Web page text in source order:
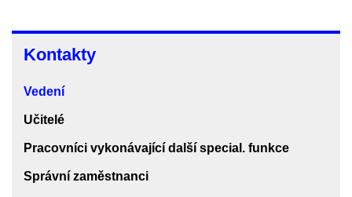
Kontakty
Kontakty
Vedení
Učitelé
Pracovníci vykonávající další special. funkce
Správní zaměstnanci